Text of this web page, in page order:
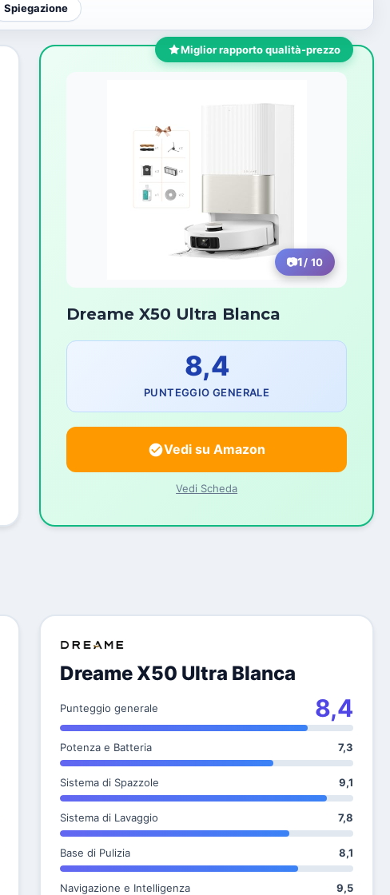
Spiegazione
Miglior rapporto qualità-prezzo
1/ 10
Dreame X50 Ultra Blanca
8,4
PUNTEGGIO GENERALE
Vedi su Amazon
Vedi Scheda
Dreame X50 Ultra Blanca
Punteggio generale 8,4
Potenza e Batteria 7,3
Sistema di Spazzole 9,1
Sistema di Lavaggio 7,8
Base di Pulizia 8,1
Navigazione e Intelligenza 9,5